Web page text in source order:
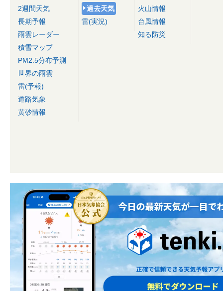
2週間天気
長期予報
雨雲レーダー
積雪マップ
PM2.5分布予測
世界の雨雲
雷(予報)
道路気象
黄砂情報
過去天気
雷(実況)
火山情報
台風情報
知る防災